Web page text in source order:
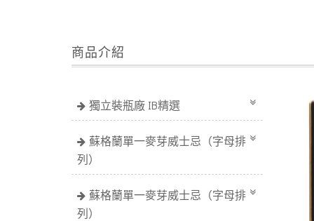
商品介紹
獨立裝瓶廠 IB精選
蘇格蘭單一麥芽威士忌（字母排
列）
蘇格蘭單一麥芽威士忌（字母排
列）